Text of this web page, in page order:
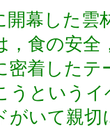
開幕した
，食の安全
密着したテ
うという
がいて親